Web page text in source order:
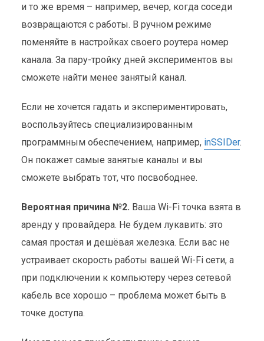
и то же время – например, вечер, когда соседи
возвращаются с работы. В ручном режиме
поменяйте в настройках своего роутера номер
канала. За пару-тройку дней экспериментов вы
сможете найти менее занятый канал.
Если не хочется гадать и экспериментировать,
воспользуйтесь специализированным
программным обеспечением, например, inSSIDer.
Он покажет самые занятые каналы и вы
сможете выбрать тот, что посвободнее.
Вероятная причина №2. Ваша Wi-Fi точка взята в
аренду у провайдера. Не будем лукавить: это
самая простая и дешёвая железка. Если вас не
устраивает скорость работы вашей Wi-Fi сети, а
при подключении к компьютеру через сетевой
кабель все хорошо – проблема может быть в
точке доступа.